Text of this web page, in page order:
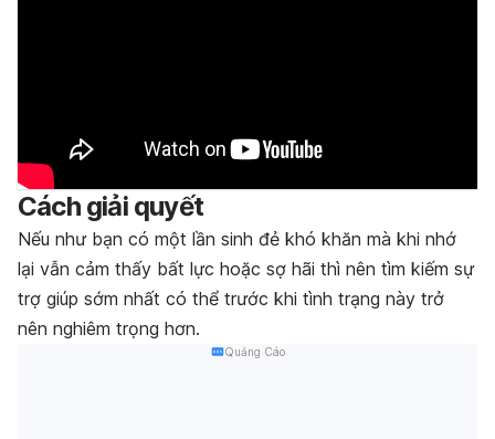
Cách giải quyết
Nếu như bạn có một lần sinh đẻ khó khăn mà khi nhớ
lại vẫn cảm thấy bất lực hoặc sợ hãi thì nên tìm kiếm sự
trợ giúp sớm nhất có thể trước khi tình trạng này trở
nên nghiêm trọng hơn.
Quảng Cáo